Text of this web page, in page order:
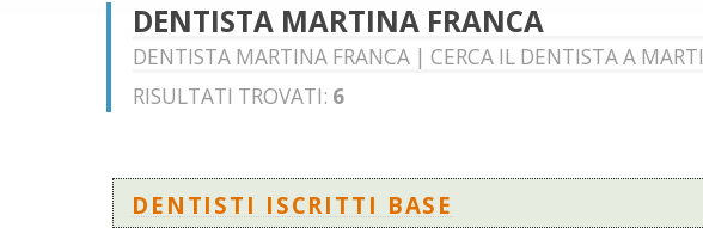
DENTISTA MARTINA FRANCA
DENTISTA MARTINA FRANCA | CERCA IL DENTISTA A
RISULTATI TROVATI: 6
DENTISTI ISCRITTI BASE